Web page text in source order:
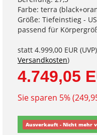
Farbe: terra
Größe: Tiefeinstieg -
passend für
statt 4.999,00 EUR (UVP
Versandkosten)
4.749,05
Sie sparen 5%
Ausverkauft - Nicht mehr